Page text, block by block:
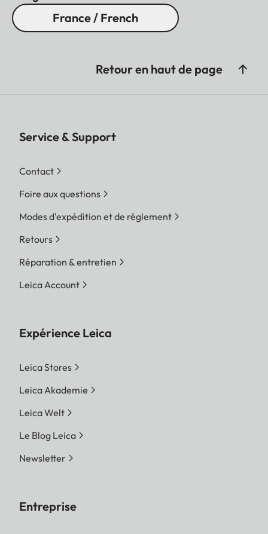
France / French
Retour en haut de page
Service & Support
Contact
Foire aux questions
Modes d'expédition et de réglement
Retours
Réparation & entretien
Leica Account
Expérience Leica
Leica Stores
Leica Akademie
Leica Welt
Le Blog Leica
Newsletter
Entreprise